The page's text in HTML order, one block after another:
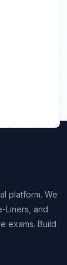
platform. We
Liners, and
exams. Build